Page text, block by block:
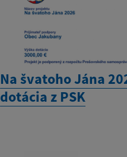
Na švatoho Jána
dotácia z PSK